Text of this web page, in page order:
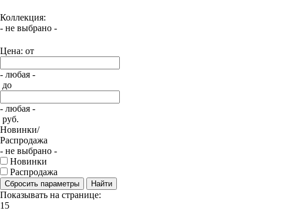
Коллекция:
- не выбрано -
Цена: от
- любая -
до
- любая -
руб.
Новинки/
Распродажа
- не выбрано -
Новинки
Распродажа
Сбросить параметры Найти
Показывать на странице:
15